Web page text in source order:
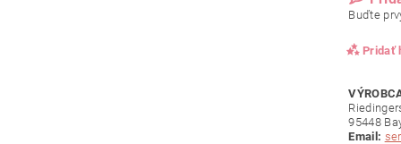
Buďte
Pridať
95448
Email: